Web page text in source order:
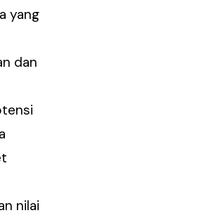
yang
dan
nilai